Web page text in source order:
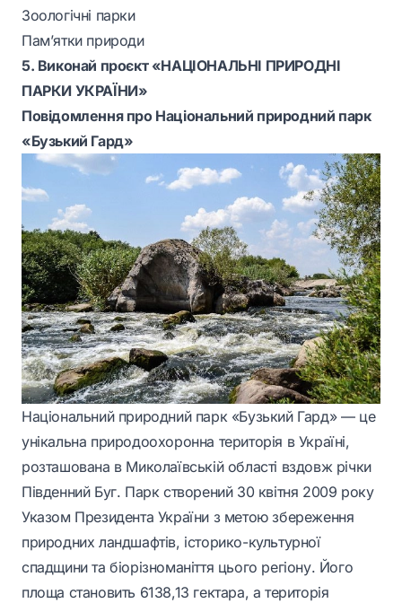
Зоологічні парки
Пам’ятки природи
5. Виконай проєкт «НАЦІОНАЛЬНІ ПРИРОДНІ
ПАРКИ УКРАЇНИ»
Повідомлення про Національний природний парк
«Бузький Гард»
Національний природний парк «Бузький Гард» — це
унікальна природоохоронна територія в Україні,
розташована в Миколаївській області вздовж річки
Південний Буг. Парк створений 30 квітня 2009 року
Указом Президента України з метою збереження
природних ландшафтів, історико-культурної
спадщини та біорізноманіття цього регіону. Його
площа становить 6138,13 гектара, а територія